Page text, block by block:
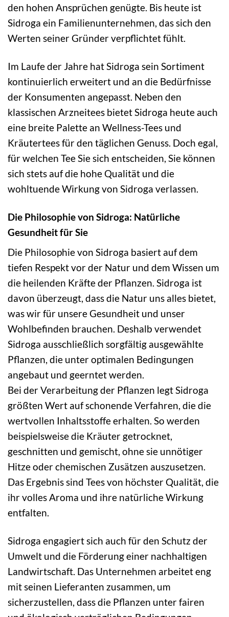
den hohen Ansprüchen genügte. Bis heute ist
Sidroga ein Familienunternehmen, das sich den
Werten seiner Gründer verpflichtet fühlt.
Im Laufe der Jahre hat Sidroga sein Sortiment
kontinuierlich erweitert und an die Bedürfnisse
der Konsumenten angepasst. Neben den
klassischen Arzneitees bietet Sidroga heute auch
eine breite Palette an Wellness-Tees und
Kräutertees für den täglichen Genuss. Doch egal,
für welchen Tee Sie sich entscheiden, Sie können
sich stets auf die hohe Qualität und die
wohltuende Wirkung von Sidroga verlassen.
Die Philosophie von Sidroga: Natürliche
Gesundheit für Sie
Die Philosophie von Sidroga basiert auf dem
tiefen Respekt vor der Natur und dem Wissen um
die heilenden Kräfte der Pflanzen. Sidroga ist
davon überzeugt, dass die Natur uns alles bietet,
was wir für unsere Gesundheit und unser
Wohlbefinden brauchen. Deshalb verwendet
Sidroga ausschließlich sorgfältig ausgewählte
Pflanzen, die unter optimalen Bedingungen
angebaut und geerntet werden.
Bei der Verarbeitung der Pflanzen legt Sidroga
größten Wert auf schonende Verfahren, die die
wertvollen Inhaltsstoffe erhalten. So werden
beispielsweise die Kräuter getrocknet,
geschnitten und gemischt, ohne sie unnötiger
Hitze oder chemischen Zusätzen auszusetzen.
Das Ergebnis sind Tees von höchster Qualität, die
ihr volles Aroma und ihre natürliche Wirkung
entfalten.
Sidroga engagiert sich auch für den Schutz der
Umwelt und die Förderung einer nachhaltigen
Landwirtschaft. Das Unternehmen arbeitet eng
mit seinen Lieferanten zusammen, um
sicherzustellen, dass die Pflanzen unter fairen